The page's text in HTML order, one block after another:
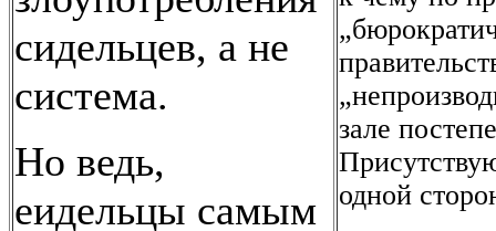
сидельцев, а не
система.
Но ведь,
еидельцы самым
зале
одной